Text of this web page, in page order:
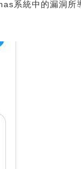
系統中的漏洞所